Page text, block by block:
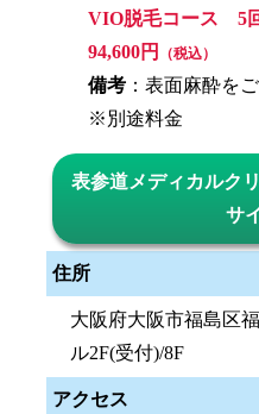
VIO脱毛コース 5
94,600円
（税込）
備考 ：表面麻酔を
※別途料金
表参道メディカルク
サ
住所
大阪府大阪市福島区
ル2F(受付)/8F
アクセス